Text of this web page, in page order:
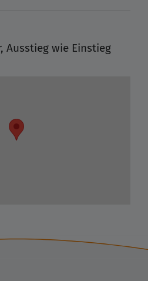
Ausstieg wie Einstieg